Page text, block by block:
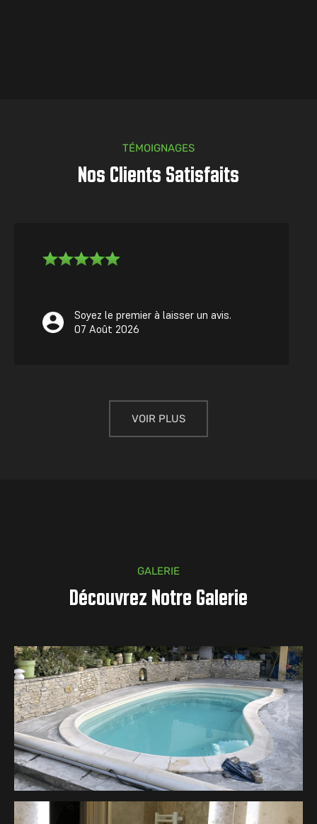
TÉMOIGNAGES
Nos Clients Satisfaits
Soyez le premier à laisser un avis.
07 Août 2026
VOIR PLUS
GALERIE
Découvrez Notre Galerie